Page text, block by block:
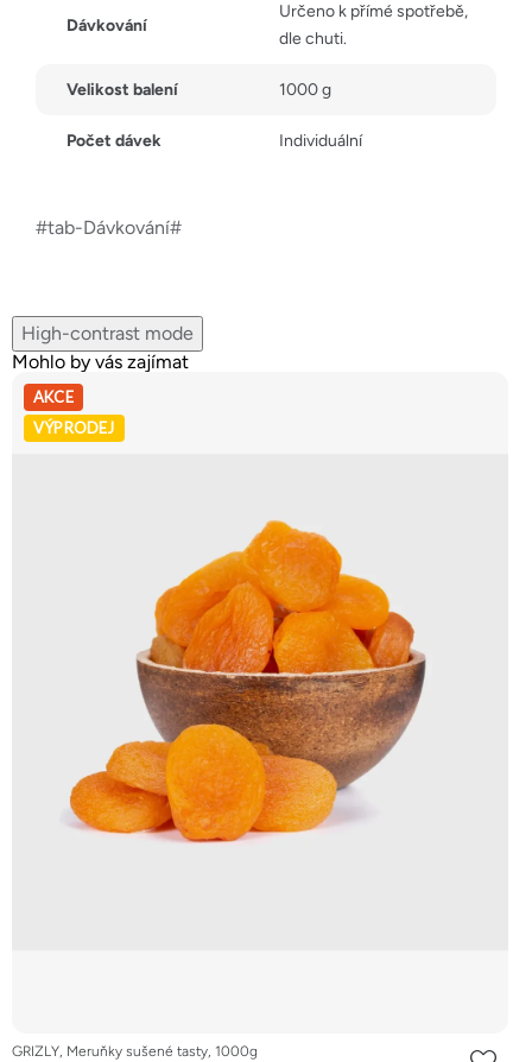
Dávkování
Určeno k přímé spotřebě,
dle chuti.
Velikost balení 1000 g
Počet dávek Individuální
#tab-Dávkování#
High-contrast mode
Mohlo by vás zajímat
AKCE
VÝPRODEJ
GRIZLY, Meruňky sušené tasty, 1000g